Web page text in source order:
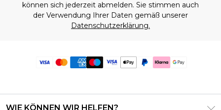
können sich jederzeit abmelden. Sie stimmen auch
der Verwendung Ihrer Daten gemäß unserer
Datenschutzerklärung.
WIE KÖNNEN WIR HELFEN?